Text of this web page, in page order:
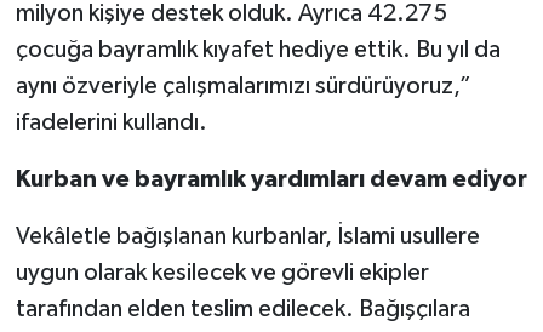
milyon kişiye destek olduk. Ayrıca 42.275
çocuğa bayramlık kıyafet hediye ettik. Bu yıl da
aynı özveriyle çalışmalarımızı sürdürüyoruz,”
ifadelerini kullandı.
Kurban ve bayramlık yardımları devam ediyor
Vekâletle bağışlanan kurbanlar, İslami usullere
uygun olarak kesilecek ve görevli ekipler
tarafından elden teslim edilecek. Bağışçılara